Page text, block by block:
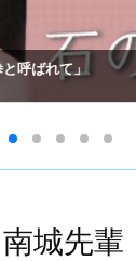
呼ばれて」
城先輩